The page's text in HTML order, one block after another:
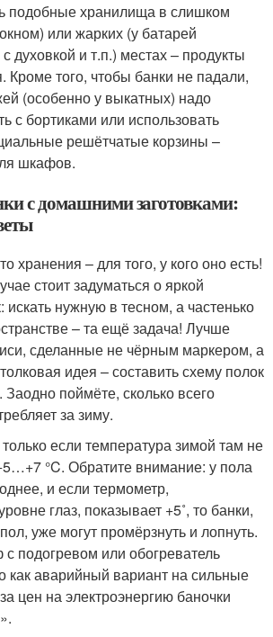
подобные хранилища в слишком
или жарких (у батарей
духовкой и т.п.) местах – продукты
Кроме того, чтобы банки не падали,
(особенно у выкатных) надо
с бортиками или использовать
решётчатые корзины –
шкафов.
с домашними заготовками:
хранения – для того, у кого оно есть!
стоит задуматься о яркой
искать нужную в тесном, а частенько
– та ещё задача! Лучше
сделанные не чёрным маркером, а
идея – составить схему полок
поймёте, сколько всего
за зиму.
если температура зимой там не
°C. Обратите внимание: у пола
и если термометр,
глаз, показывает +5˚, то банки,
уже могут промёрзнуть и лопнуть.
подогревом или обогреватель
как аварийный вариант на сильные
цен на электроэнергию баночки